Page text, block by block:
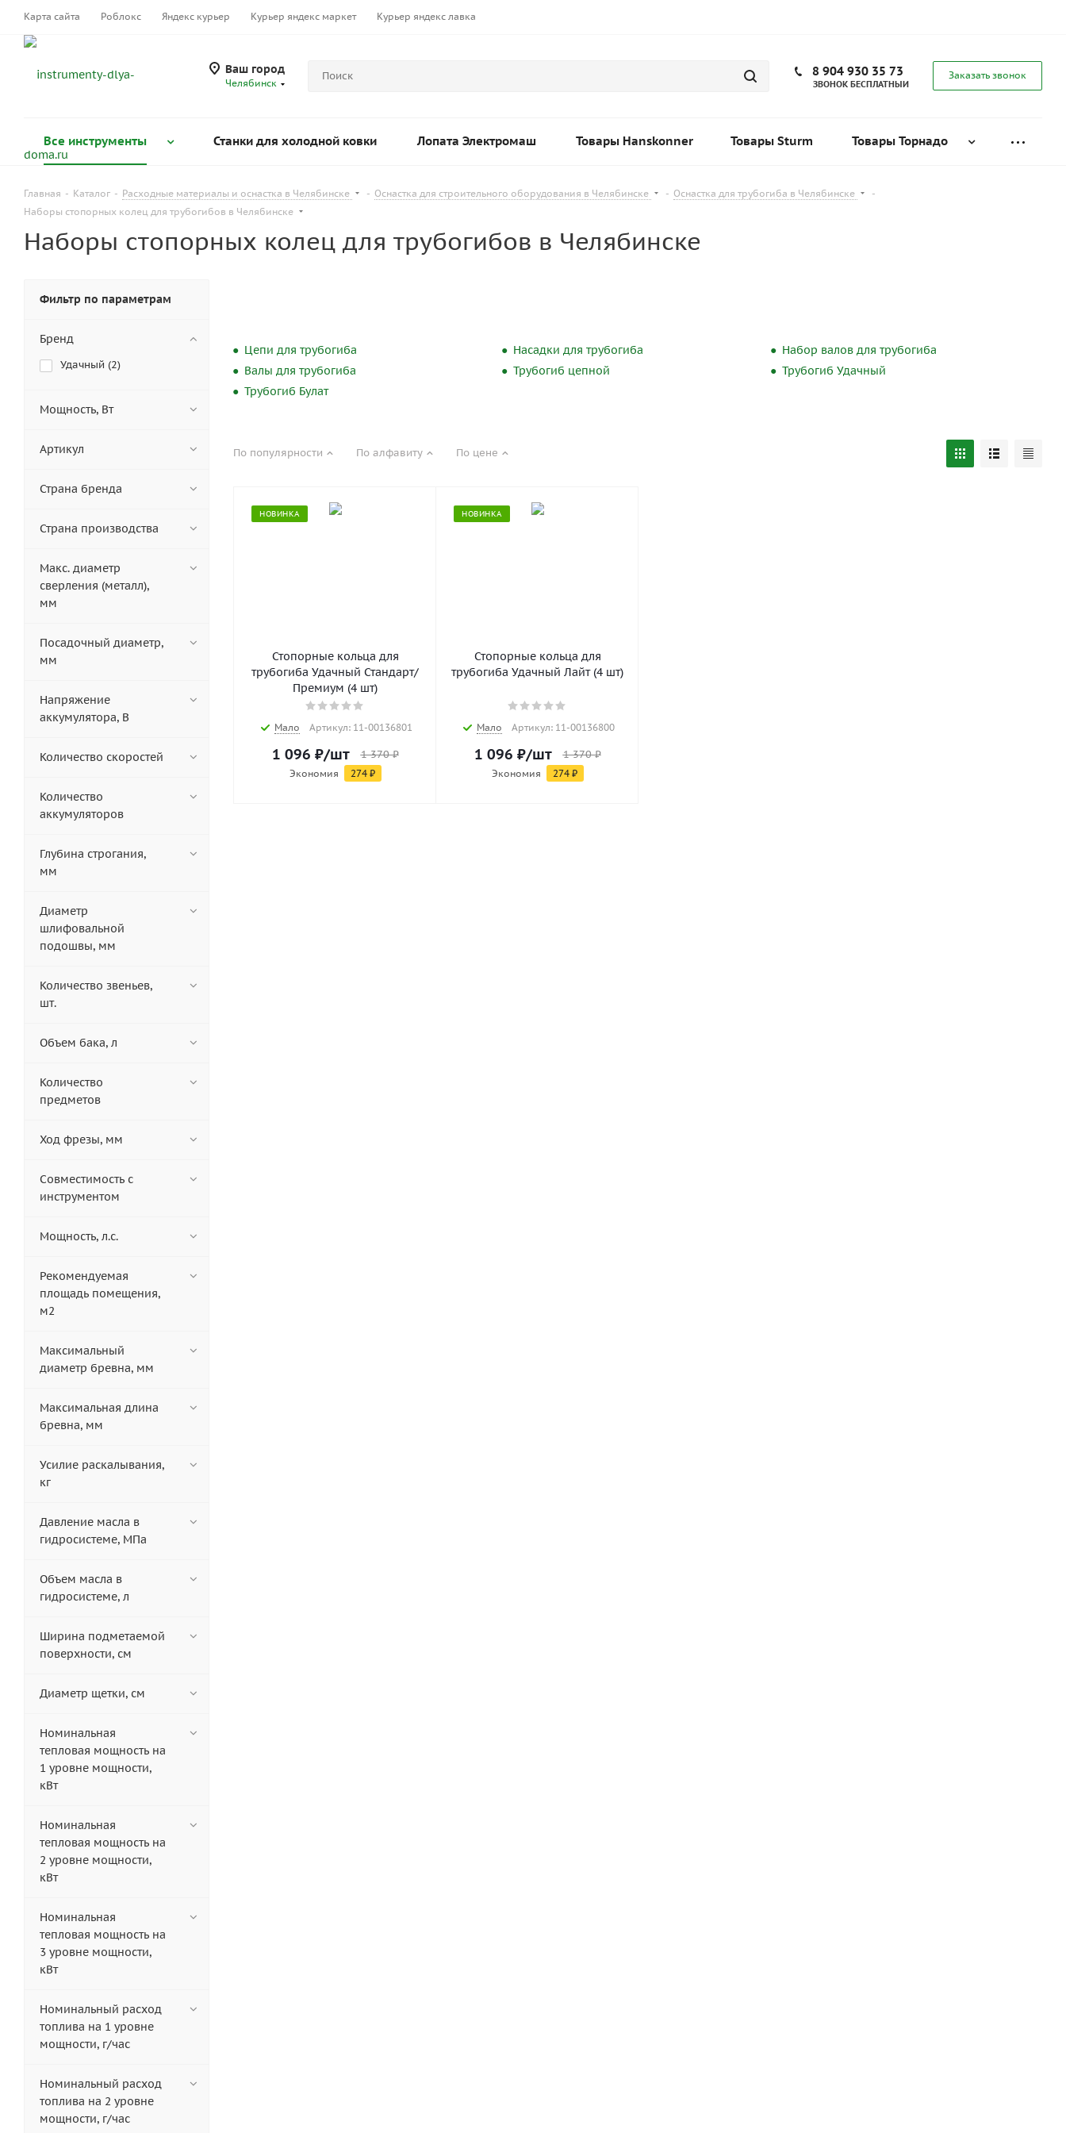
Карта сайта Роблокс Яндекс курьер Курьер яндекс маркет Курьер яндекс лавка
Ваш город
Челябинск
8 904 930 35 73
ЗВОНОК БЕСПЛАТНЫЙ
Заказать звонок
Все инструменты Станки для холодной ковки Лопата Электромаш Товары Hanskonner Товары Sturm Товары Торнадо
Главная - Каталог - Расходные материалы и оснастка в Челябинске - Оснастка для строительного оборудования в Челябинске - Оснастка для трубогиба в Челябинске
-
Наборы стопорных колец для трубогибов в Челябинске
Наборы стопорных колец для трубогибов в Челябинске
Цепи для трубогиба Насадки для трубогиба
Набор валов для трубогиба
Валы для трубогиба
Трубогиб цепной
Трубогиб Удачный
Трубогиб Булат
По популярности По алфавиту По цене
НОВИНКА
Стопорные кольца для
трубогиба Удачный Стандарт/
Премиум (4 шт)
Мало Артикул: 11-00136801
1 096 ₽/шт 1 370₽
Экономия 274₽
НОВИНКА
Стопорные кольца для
трубогиба Удачный Лайт (4 шт)
Мало Артикул: 11-00136800
1 096 ₽/шт 1 370₽
Экономия 274₽
Фильтр по параметрам
Бренд
Удачный (2)
Мощность, Вт
Артикул
Страна бренда
Страна производства
Макс. диаметр
сверления (металл),
мм
Посадочный диаметр,
мм
Напряжение
аккумулятора, В
Количество скоростей
Количество
аккумуляторов
Глубина строгания,
мм
Диаметр
шлифовальной
подошвы, мм
Количество звеньев,
шт.
Объем бака, л
Количество
предметов
Ход фрезы, мм
Совместимость с
инструментом
Мощность, л.с.
Рекомендуемая
площадь помещения,
м2
Максимальный
диаметр бревна, мм
Максимальная длина
бревна, мм
Усилие раскалывания,
кг
Давление масла в
гидросистеме, МПа
Объем масла в
гидросистеме, л
Ширина подметаемой
поверхности, см
Диаметр щетки, см
Номинальная
тепловая мощность на
1 уровне мощности,
кВт
Номинальная
тепловая мощность на
2 уровне мощности,
кВт
Номинальная
тепловая мощность на
3 уровне мощности,
кВт
Номинальный расход
топлива на 1 уровне
мощности, г/час
Номинальный расход
топлива на 2 уровне
мощности, г/час